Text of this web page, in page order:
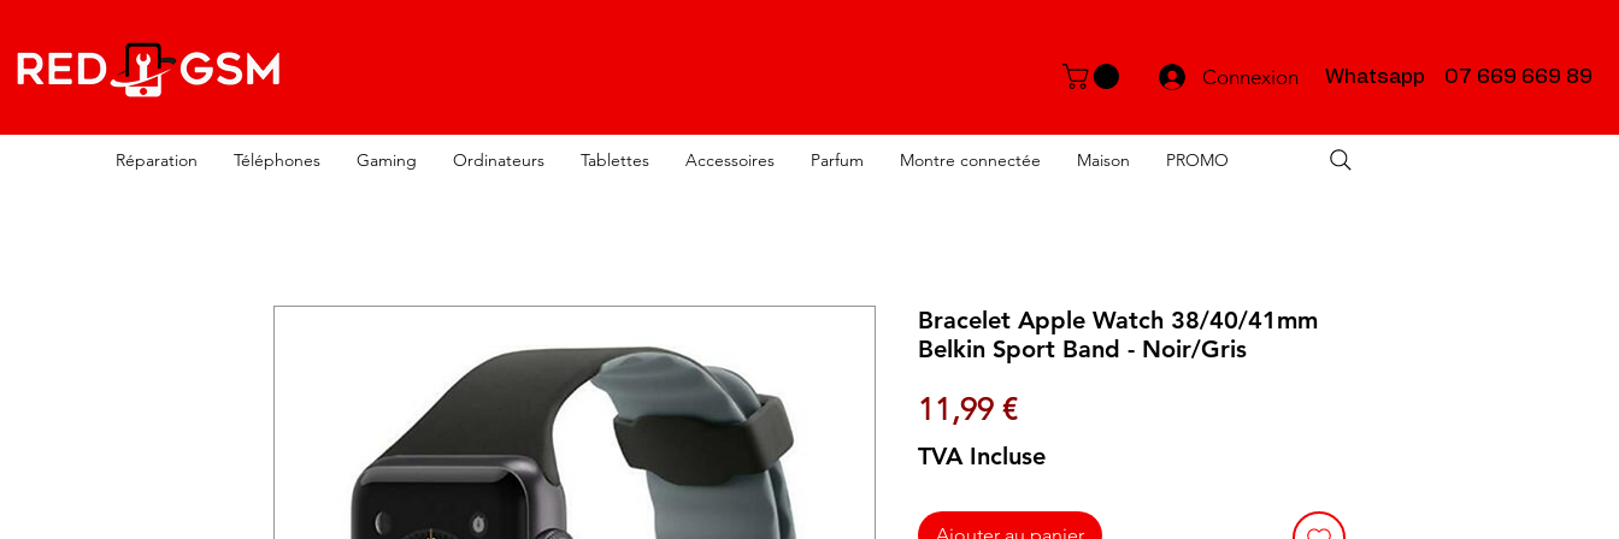
Connexion Whatsapp 07 669 669 89
Réparation Téléphones Gaming Ordinateurs Tablettes Accessoires Parfum Montre connectée Maison PROMO
Bracelet Apple Watch 38/40/41mm
Belkin Sport Band - Noir/Gris
11,99 €Prix
TVA Incluse